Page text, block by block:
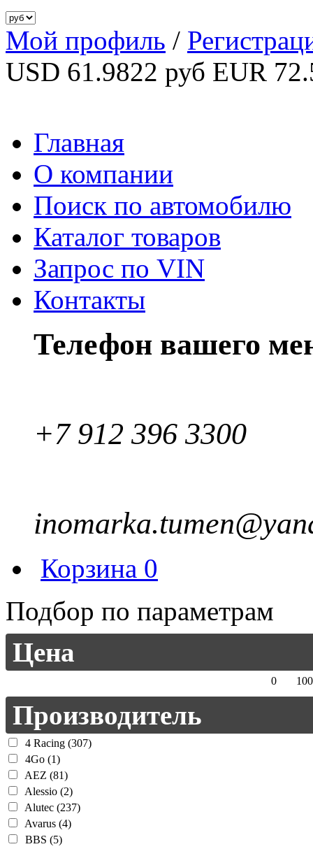
Мой профиль /
USD 61.9822 руб EUR
Главная
О компании
Поиск по автомобилю
Каталог товаров
Запрос по VIN
Контакты
Телефон вашего
+7 912 396 3300
Корзина 0
Подбор по параметрам
Цена
0
Производитель
4 Racing (307)
4Go (1)
AEZ (81)
Alessio (2)
Alutec (237)
Avarus (4)
BBS (5)